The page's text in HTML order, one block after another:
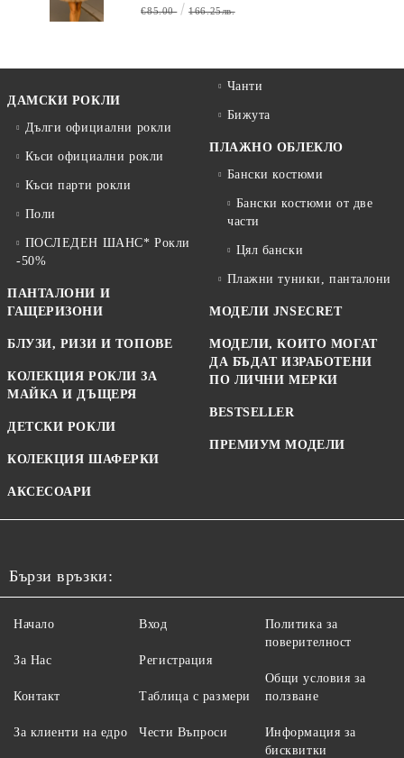
€85.00 166.25лв.
ДАМСКИ РОКЛИ
Дълги официални рокли
Къси официални рокли
Къси парти рокли
Поли
ПОСЛЕДЕН ШАНС* Рокли
-50%
ПАНТАЛОНИ И
ГАЩЕРИЗОНИ
БЛУЗИ, РИЗИ И ТОПОВЕ
КОЛЕКЦИЯ РОКЛИ ЗА
МАЙКА И ДЪЩЕРЯ
ДЕТСКИ РОКЛИ
КОЛЕКЦИЯ ШАФЕРКИ
АКСЕСОАРИ
Чанти
Бижута
ПЛАЖНО ОБЛЕКЛО
Бански костюми
Бански костюми от две
части
Цял бански
Плажни туники, панталони
МОДЕЛИ JNSECRET
МОДЕЛИ, КОИТО МОГАТ
ДА БЪДАТ ИЗРАБОТЕНИ
ПО ЛИЧНИ МЕРКИ
BESTSELLER
ПРЕМИУМ МОДЕЛИ
Бързи връзки:
Начало
За Нас
Контакт
За клиенти на едро
Вход
Регистрация
Таблица с размери
Чести Въпроси
Политика за
поверителност
Общи условия за
ползване
Информация за
бисквитки